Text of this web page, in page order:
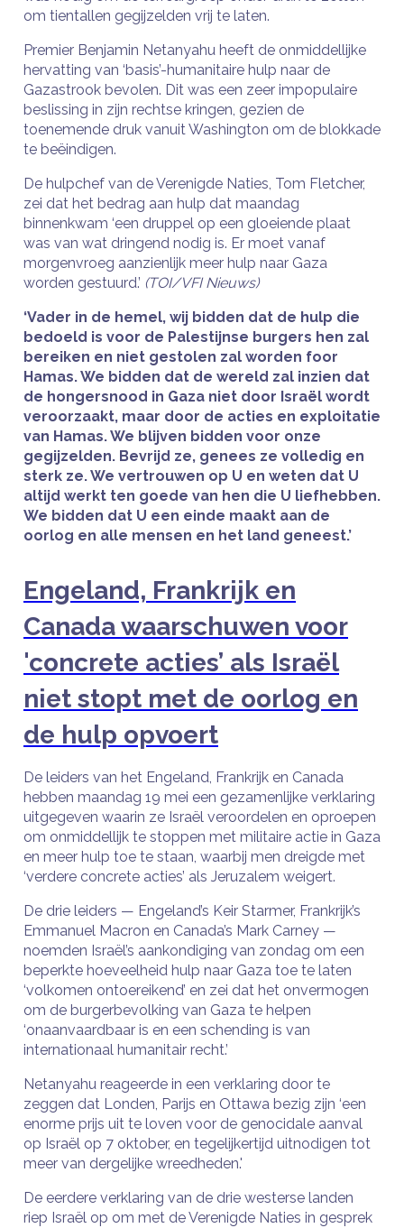
om tientallen gegijzelden vrij te laten.
Premier Benjamin Netanyahu heeft de onmiddellijke
hervatting van ‘basis’-humanitaire hulp naar de
Gazastrook bevolen. Dit was een zeer impopulaire
beslissing in zijn rechtse kringen, gezien de
toenemende druk vanuit Washington om de blokkade
te beëindigen.
De hulpchef van de Verenigde Naties, Tom Fletcher,
zei dat het bedrag aan hulp dat maandag
binnenkwam ‘een druppel op een gloeiende plaat
was van wat dringend nodig is. Er moet vanaf
morgenvroeg aanzienlijk meer hulp naar Gaza
worden gestuurd.’ (TOI/VFI Nieuws)
‘Vader in de hemel, wij bidden dat de hulp die
bedoeld is voor de Palestijnse burgers hen zal
bereiken en niet gestolen zal worden foor
Hamas. We bidden dat de wereld zal inzien dat
de hongersnood in Gaza niet door Israël wordt
veroorzaakt, maar door de acties en exploitatie
van Hamas. We blijven bidden voor onze
gegijzelden. Bevrijd ze, genees ze volledig en
sterk ze. We vertrouwen op U en weten dat U
altijd werkt ten goede van hen die U liefhebben.
We bidden dat U een einde maakt aan de
oorlog en alle mensen en het land geneest.’
Engeland, Frankrijk en
Canada waarschuwen voor
'concrete acties’ als Israël
niet stopt met de oorlog en
de hulp opvoert
De leiders van het Engeland, Frankrijk en Canada
hebben maandag 19 mei een gezamenlijke verklaring
uitgegeven waarin ze Israël veroordelen en oproepen
om onmiddellijk te stoppen met militaire actie in Gaza
en meer hulp toe te staan, waarbij men dreigde met
‘verdere concrete acties’ als Jeruzalem weigert.
De drie leiders — Engeland’s Keir Starmer, Frankrijk’s
Emmanuel Macron en Canada’s Mark Carney —
noemden Israël’s aankondiging van zondag om een ​​
beperkte hoeveelheid hulp naar Gaza toe te laten
‘volkomen ontoereikend’ en zei dat het onvermogen
om de burgerbevolking van Gaza te helpen
‘onaanvaardbaar is en een schending is van
internationaal humanitair recht.’
Netanyahu reageerde in een verklaring door te
zeggen dat Londen, Parijs en Ottawa bezig zijn ‘een
enorme prijs uit te loven voor de genocidale aanval
op Israël op 7 oktober, en tegelijkertijd uitnodigen tot
meer van dergelijke wreedheden.'
De eerdere verklaring van de drie westerse landen
riep Israël op om met de Verenigde Naties in gesprek